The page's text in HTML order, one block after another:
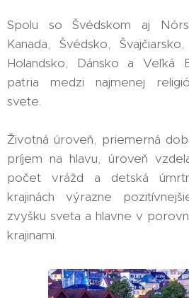
Spolu so Švédskom aj
Kanada, Švédsko,
Holandsko, Dánsko a Veľká
patria medzi najmenej
svete.
Životná úroveň, priemerná
príjem na hlavu, úroveň
počet vrážd a detská
krajinách výrazne
zvyšku sveta a hlavne v
krajinami.